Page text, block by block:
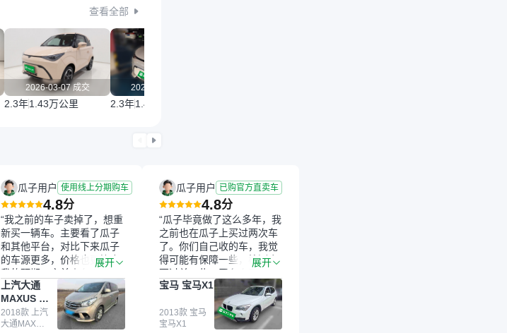
查看全部
2026-03-07 成交
2.3年1.43万公里
2025-11-29 成交
2.3年1.46万公里
瓜子用户 使用线上分期购车
4.8分
“我之前的车子卖掉了，想重
新买一辆车。主要看了瓜子
和其他平台，对比下来瓜子
的车源更多，价格也更符合
我的预期。之前卖车来过瓜
子，虽然价格没谈成，但
APP一直留着。瓜子毕竟是
大平台，整体印象还好。我
最终买了一台上汽大通，18
展开
上汽大通
MAXUS 大
通G10
2018款 上汽
大通MAXUS
瓜子用户 已购官方直卖车
4.8分
“瓜子毕竟做了这么多年，我
之前也在瓜子上买过两次车
了。你们自己收的车，我觉
得可能有保障一些，检测会
更过关一些。平台自己收上
来再卖的车，应该更可靠。
我买的是宝马X1，主要看中
它的价格和公里数比较合
适。另外，瓜子承诺无火
展开
宝马 宝马X1
2013款 宝马
宝马X1